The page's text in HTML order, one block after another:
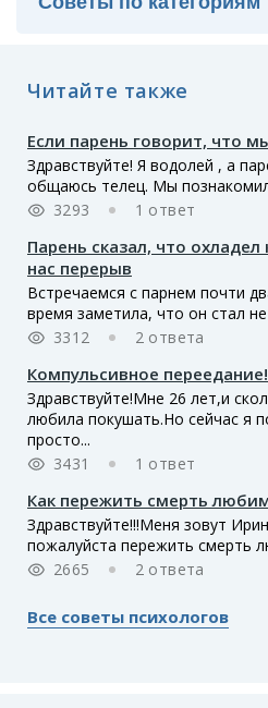
Читайте также
Если парень говорит, что
Здравствуйте! Я водолей , а
общаюсь телец. Мы
3293
1 ответ
Парень сказал, что охладел
нас перерыв
Встречаемся с парнем почти
время заметила, что он стал
3312
2 ответа
Компульсивное
Здравствуйте!Мне 26 лет,и
любила покушать.Но сейчас я
просто...
3431
1 ответ
Как пережить смерть
Здравствуйте!!!Меня зовут
пожалуйста пережить смерть
2665
2 ответа
Все советы психологов